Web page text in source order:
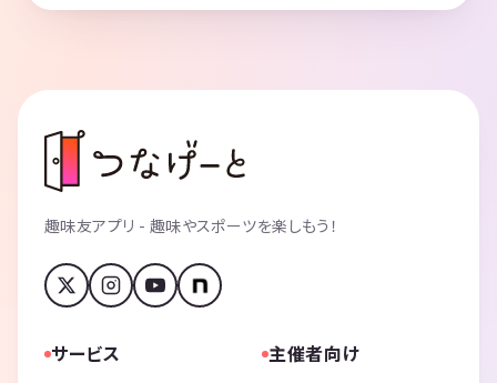
趣味友アプリ - 趣味やスポーツを楽しもう！
サービス 主催者向け